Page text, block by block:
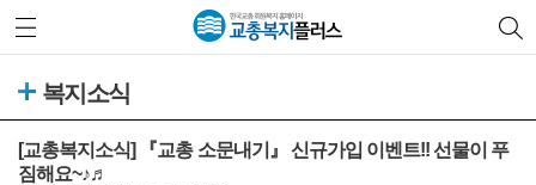
복지소식
[교총복지소식] 『교총 소문내기』 신규가입 이벤트!! 선물이 푸
짐해요~♪♬